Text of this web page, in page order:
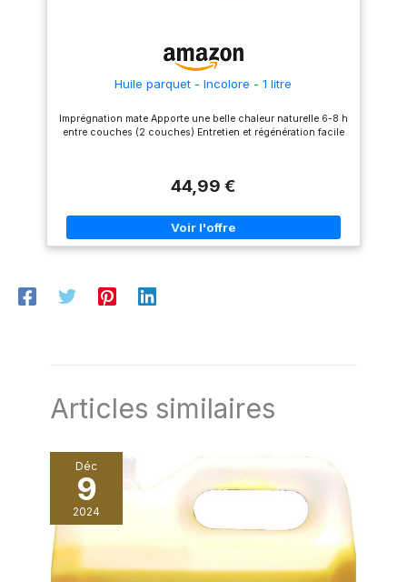
Huile parquet - Incolore - 1 litre
Imprégnation mate Apporte une belle chaleur naturelle 6-8 h
entre couches (2 couches) Entretien et régénération facile
44,99 €
Articles similaires
Déc
9
2024